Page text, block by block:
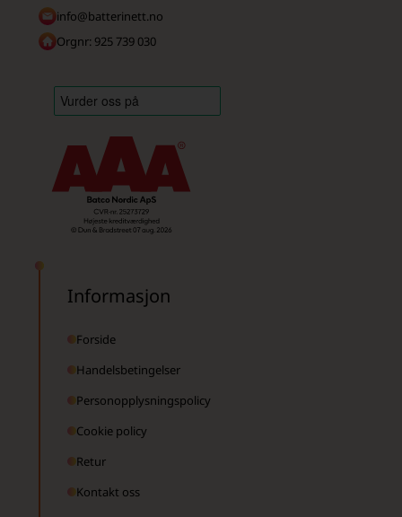
info@batterinett.no
Orgnr: 925 739 030
Informasjon
Forside
Handelsbetingelser
Personopplysningspolicy
Cookie policy
Retur
Kontakt oss